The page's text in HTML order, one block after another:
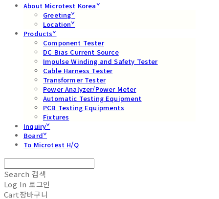
About Microtest Koreaˇ
Greetingˇ
Locationˇ
Productsˇ
Component Tester
DC Bias Current Source
Impulse Winding and Safety Tester
Cable Harness Tester
Transformer Tester
Power Analyzer/Power Meter
Automatic Testing Equipment
PCB Testing Equipments
Fixtures
Inquiryˇ
Boardˇ
To Microtest H/Q
Search 검색
Log In 로그인
Cart장바구니